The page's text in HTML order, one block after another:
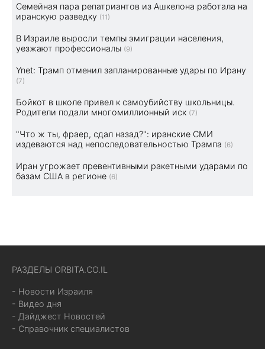
Семейная пара репатриантов из Ашкелона работала на
иранскую разведку (11)
В Израиле выросли темпы эмиграции населения,
уезжают профессионалы (9)
Ynet: Трамп отменил запланированные удары по Ирану
(7)
Бойкот в школе привел к самоубийству школьницы.
Родители подали многомиллионный иск (7)
"Что ж ты, фраер, сдал назад?": иранские СМИ
издеваются над непоследовательностью Трампа (6)
Иран угрожает превентивными ракетными ударами по
базам США в регионе (6)
РАЗДЕЛЫ ORBITA.CO.IL
- Новости Израиля
- Видео дня
- Дайджест Новостей
- Справочник специалистов